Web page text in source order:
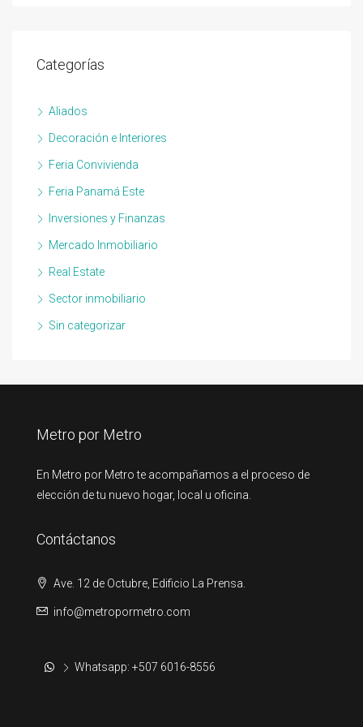
Categorías
Aliados
Decoración e Interiores
Feria Convivienda
Feria Panamá Este
Inversiones y Finanzas
Mercado Inmobiliario
Real Estate
Sector inmobiliario
Sin categorizar
Metro por Metro
En Metro por Metro te acompañamos a el proceso de
elección de tu nuevo hogar, local u oficina.
Contáctanos
Ave. 12 de Octubre, Edificio La Prensa.
info@metropormetro.com
Whatsapp: +507 6016-8556